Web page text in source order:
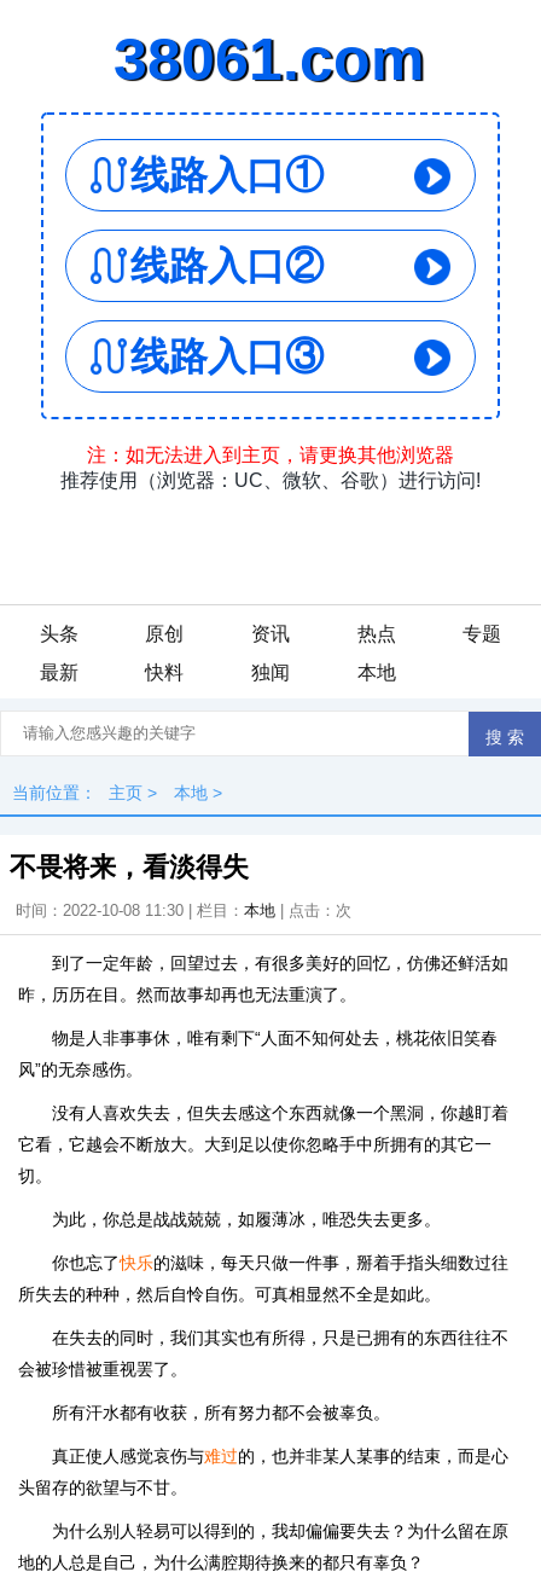
头条 原创 资讯 热点
专题
最新
快料 独闻 本地
当前位置： 主页 > 本地 >
不畏将来，看淡得失
时间：2022-10-08 11:30 | 栏目： 本地 | 点击： 次
到了一定年龄，回望过去，有很多美好的回忆，仿佛还鲜活如
昨，历历在目。然而故事却再也无法重演了。
物是人非事事休，唯有剩下“人面不知何处去，桃花依旧笑春
风”的无奈感伤。
没有人喜欢失去，但失去感这个东西就像一个黑洞，你越盯着
它看，它越会不断放大。大到足以使你忽略手中所拥有的其它一
切。
为此，你总是战战兢兢，如履薄冰，唯恐失去更多。
你也忘了快乐的滋味，每天只做一件事，掰着手指头细数过往
所失去的种种，然后自怜自伤。可真相显然不全是如此。
在失去的同时，我们其实也有所得，只是已拥有的东西往往不
会被珍惜被重视罢了。
所有汗水都有收获，所有努力都不会被辜负。
真正使人感觉哀伤与难过的，也并非某人某事的结束，而是心
头留存的欲望与不甘。
为什么别人轻易可以得到的，我却偏偏要失去？为什么留在原
地的人总是自己，为什么满腔期待换来的都只有辜负？